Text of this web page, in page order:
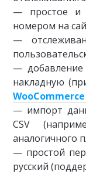
— простое и
номером на
—
— добавление
накладную
— импорт
CSV
аналогичного
— простой
русский